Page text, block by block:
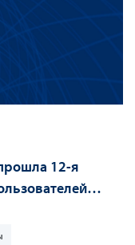
12-я